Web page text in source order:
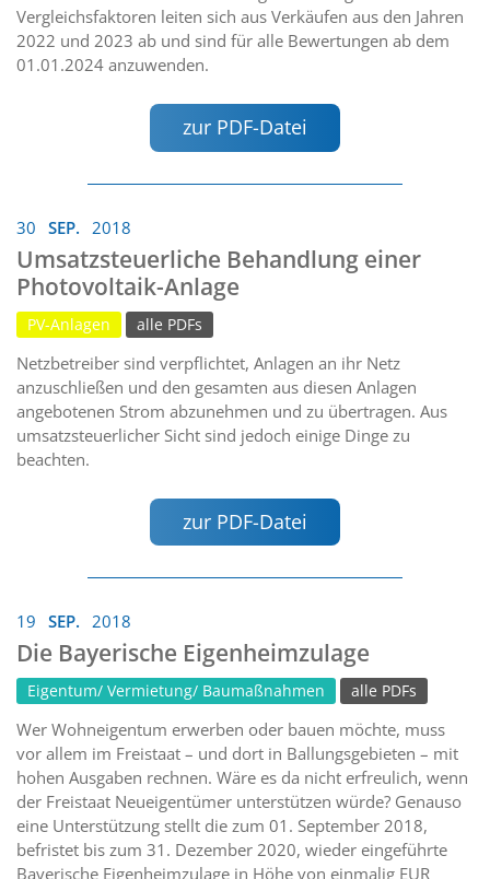
Vergleichsfaktoren leiten sich aus Verkäufen aus den Jahren
2022 und 2023 ab und sind für alle Bewertungen ab dem
01.01.2024 anzuwenden.
zur PDF-Datei
30 SEP. 2018
Umsatzsteuerliche Behandlung einer
Photovoltaik-Anlage
PV-Anlagen alle PDFs
Netzbetreiber sind verpflichtet, Anlagen an ihr Netz
anzuschließen und den gesamten aus diesen Anlagen
angebotenen Strom abzunehmen und zu übertragen. Aus
umsatzsteuerlicher Sicht sind jedoch einige Dinge zu
beachten.
zur PDF-Datei
19 SEP. 2018
Die Bayerische Eigenheimzulage
Eigentum/ Vermietung/ Baumaßnahmen alle PDFs
Wer Wohneigentum erwerben oder bauen möchte, muss
vor allem im Freistaat – und dort in Ballungsgebieten – mit
hohen Ausgaben rechnen. Wäre es da nicht erfreulich, wenn
der Freistaat Neueigentümer unterstützen würde? Genauso
eine Unterstützung stellt die zum 01. September 2018,
befristet bis zum 31. Dezember 2020, wieder eingeführte
Bayerische Eigenheimzulage in Höhe von einmalig EUR